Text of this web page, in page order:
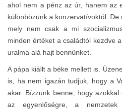
ahol nem a pénz az úr, hanem az
különbözünk a konzervatívoktól. De
mely nem csak a mi
minden értéket a családtól kezdve
uralma alá hajt bennünket.
A pápa kiállt a béke mellett is.
is, ha nem igazán tudjuk, hogy a
akar. Bízzunk benne, hogy
az egyenlőségre, a